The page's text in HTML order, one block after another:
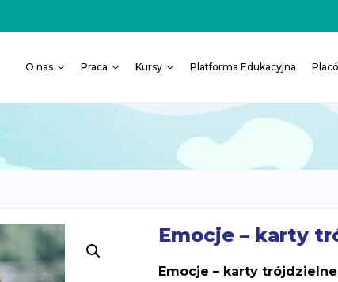
O nas Praca Kursy Platforma Edukacyjna
Emocje – karty
Emocje – karty